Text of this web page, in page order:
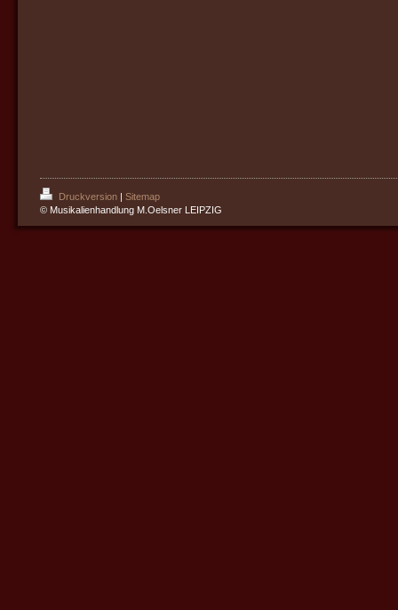
Druckversion | Sitemap
© Musikalienhandlung M.Oelsner LEIPZIG